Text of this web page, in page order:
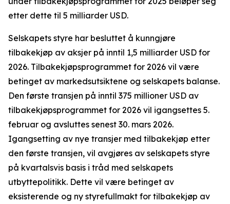
etter dette til 5 milliarder USD.
Selskapets styre har besluttet å kunngjøre
tilbakekjøp av aksjer på inntil 1,5 milliarder USD for
2026. Tilbakekjøpsprogrammet for 2026 vil være
betinget av markedsutsiktene og selskapets balanse.
Den første transjen på inntil 375 millioner USD av
tilbakekjøpsprogrammet for 2026 vil igangsettes 5.
februar og avsluttes senest 30. mars 2026.
Igangsetting av nye transjer med tilbakekjøp etter
den første transjen, vil avgjøres av selskapets styre
på kvartalsvis basis i tråd med selskapets
utbyttepolitikk. Dette vil være betinget av
eksisterende og ny styrefullmakt for tilbakekjøp av